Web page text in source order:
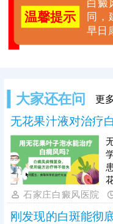
温馨提示
白癜
同
早日
大家还在问 更
无花果汁液对治疗
石家庄白癜风医院
刚发现的白斑能彻